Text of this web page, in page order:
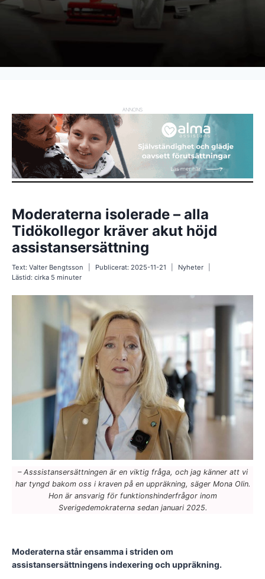
ANNONS
Moderaterna isolerade – alla
Tidökollegor kräver akut höjd
assistansersättning
Text: Valter Bengtsson Publicerat: 2025-11-21
Nyheter
Lästid: cirka 5 minuter
– Asssistansersättningen är en viktig fråga, och jag känner att vi
har tyngd bakom oss i kraven på en uppräkning, säger Mona Olin.
Hon är ansvarig för funktionshinderfrågor inom
Sverigedemokraterna sedan januari 2025.
Moderaterna står ensamma i striden om
assistansersättningens indexering och uppräkning.